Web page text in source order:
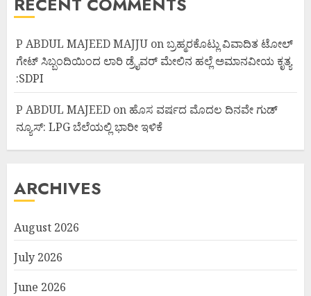
P ABDUL MAJEED MAJJU onಬ್ರಹ್ಮರಕೊಟ್ಲು ವಿವಾದಿತ ಟೋಲ್
ಗೇಟ್ ಸಿಬ್ಬಂದಿಯಿಂದ ಲಾರಿ ಡ್ರೈವರ್ ಮೇಲಿನ ಹಲ್ಲೆ ಅಮಾನವೀಯ ಕೃತ್ಯ
:SDPI
P ABDUL MAJEED on ಹೊಸ ವರ್ಷದ ಮೊದಲ ದಿನವೇ ಗುಡ್
ನ್ಯೂಸ್: LPG ಬೆಲೆಯಲ್ಲಿ ಭಾರೀ ಇಳಿಕೆ
ARCHIVES
August 2026
July 2026
June 2026